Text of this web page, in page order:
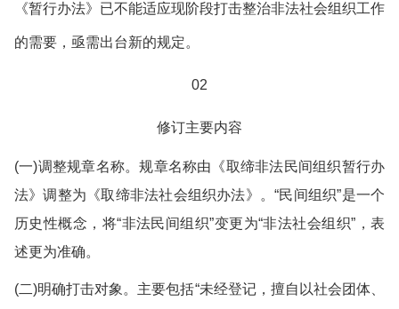
《暂行办法》已不能适应现阶段打击整治非法社会组织工作
的需要，亟需出台新的规定。
02
修订主要内容
(一)调整规章名称。规章名称由《取缔非法民间组织暂行办
法》调整为《取缔非法社会组织办法》。“民间组织”是一个
历史性概念，将“非法民间组织”变更为“非法社会组织”，表
述更为准确。
(二)明确打击对象。主要包括“未经登记，擅自以社会团体、